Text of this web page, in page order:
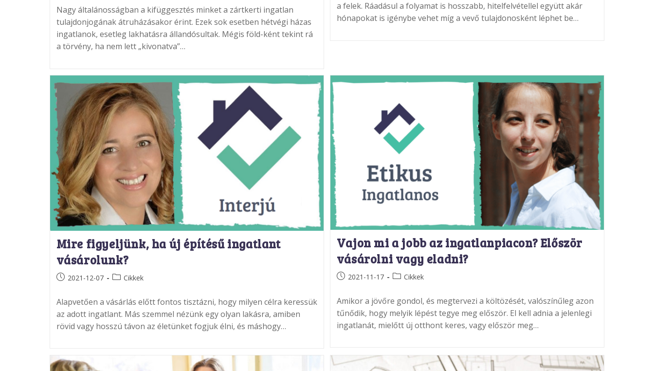
Nagy általánosságban a kifüggesztés minket a zártkerti ingatlan
tulajdonjogának átruházásakor érint. Ezek sok esetben hétvégi házas
ingatlanok, esetleg lakhatásra állandósultak. Mégis föld-ként tekint rá
a törvény, ha nem lett „kivonatva”…
a felek. Ráadásul a folyamat is hosszabb, hitelfelvétellel együtt akár
hónapokat is igénybe vehet míg a vevő tulajdonosként léphet be…
Mire figyeljünk, ha új építésű ingatlant
vásárolunk?
Post2021-12-07
PostCikkek
Alapvetően a vásárlás előtt fontos tisztázni, hogy milyen célra keressük
az adott ingatlant. Más szemmel nézünk egy olyan lakásra, amiben
rövid vagy hosszú távon az életünket fogjuk élni, és máshogy…
Vajon mi a jobb az ingatlanpiacon? Először
vásárolni vagy eladni?
Post2021-11-17
PostCikkek
Amikor a jövőre gondol, és megtervezi a költözését, valószínűleg azon
tűnődik, hogy melyik lépést tegye meg először. El kell adnia a jelenlegi
ingatlanát, mielőtt új otthont keres, vagy először meg…